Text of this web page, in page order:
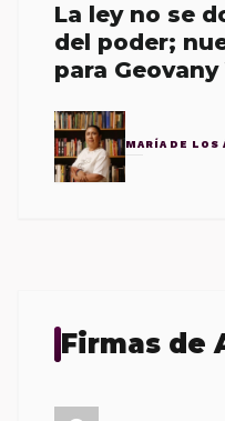
La ley no se
del poder;
para Geovany
MARÍA DE LOS
Firmas de